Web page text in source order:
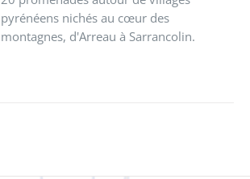
pyrénéens nichés au cœur des
montagnes, d'Arreau à Sarrancolin.